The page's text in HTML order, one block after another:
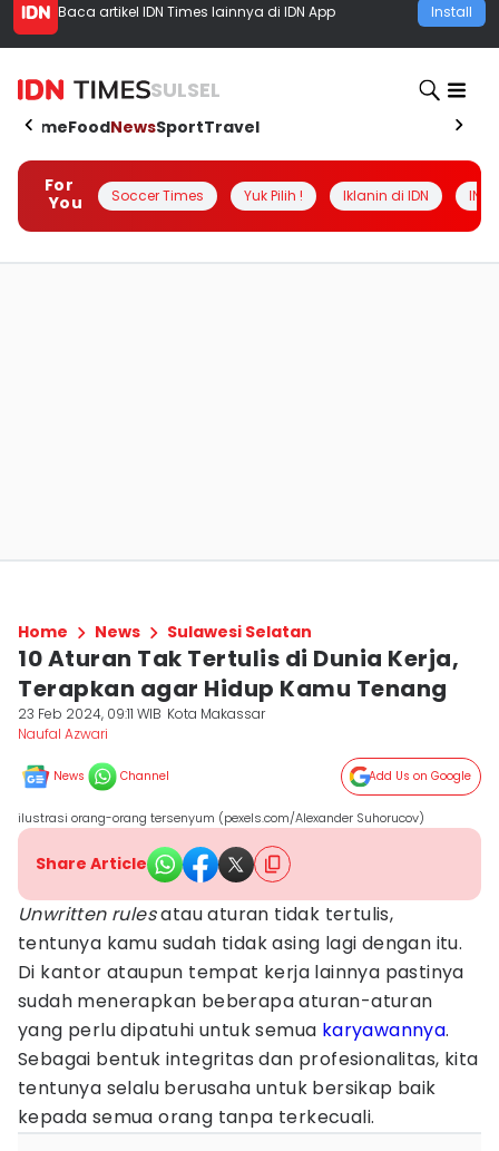
Baca artikel IDN Times lainnya di IDN App Install
SULSEL
HomeFoodNewsSportTravel
For
You
Soccer Times Yuk Pilih ! Iklanin di IDN
Home News Sulawesi Selatan
10 Aturan Tak Tertulis di Dunia Kerja,
Terapkan agar Hidup Kamu Tenang
23 Feb 2024, 09:11 WIB Kota Makassar
Naufal Azwari
News Channel Add Us on Google
ilustrasi orang-orang tersenyum (pexels.com/Alexander Suhorucov)
Share Article
Unwritten rulesatau aturan tidak tertulis,
tentunya kamu sudah tidak asing lagi dengan itu.
Di kantor ataupun tempat kerja lainnya pastinya
sudah menerapkan beberapa aturan-aturan
yang perlu dipatuhi untuk semua karyawannya.
Sebagai bentuk integritas dan profesionalitas, kita
tentunya selalu berusaha untuk bersikap baik
kepada semua orang tanpa terkecuali.